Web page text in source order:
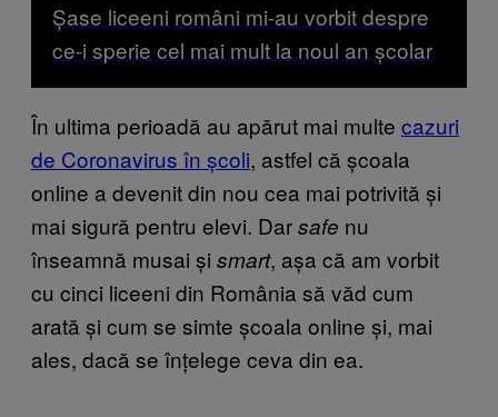
Șase liceeni români mi-au vorbit despre
ce-i sperie cel mai mult la noul an școlar
În ultima perioadă au apărut mai multe cazuri
de Coronavirus în școli, astfel că școala
online a devenit din nou cea mai potrivită și
mai sigură pentru elevi. Darsafe nu
înseamnă musai și smart, așa că am vorbit
cu cinci liceeni din România să văd cum
arată și cum se simte școala online și, mai
ales, dacă se înțelege ceva din ea.